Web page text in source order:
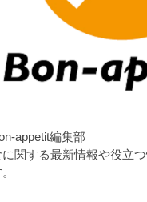
appetit編集部
に関する最新情報や役立